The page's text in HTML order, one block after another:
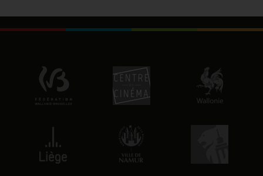
lun. 10 août 2026
lun. 10 août 2026
12:15
lun. 10 août 2026
lun. 10 août 2026